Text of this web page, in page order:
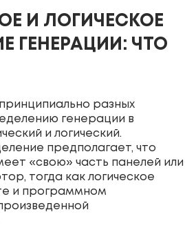
И ЛОГИЧЕСКОЕ
ГЕНЕРАЦИИ: ЧТО
разных
генерации в
и логический.
предполагает, что
«свою» часть панелей или
тогда как логическое
и программном